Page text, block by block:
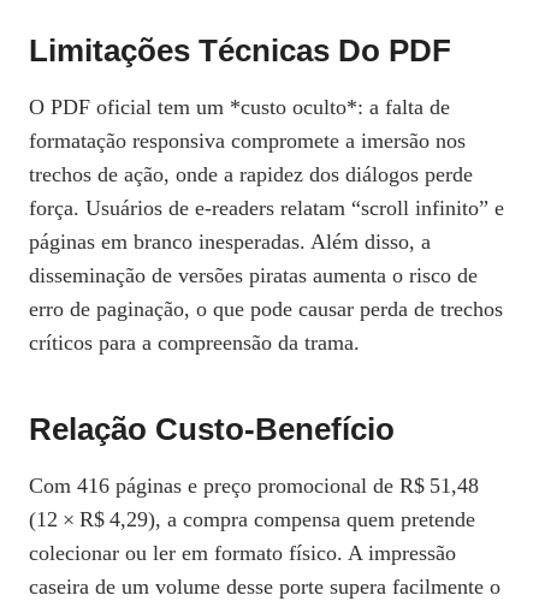
Limitações Técnicas Do PDF
O PDF oficial tem um *custo oculto*: a falta de
formatação responsiva compromete a imersão nos
trechos de ação, onde a rapidez dos diálogos perde
força. Usuários de e‑readers relatam “scroll infinito” e
páginas em branco inesperadas. Além disso, a
disseminação de versões piratas aumenta o risco de
erro de paginação, o que pode causar perda de trechos
críticos para a compreensão da trama.
Relação Custo‑benefício
Com 416 páginas e preço promocional de R$ 51,48
(12 × R$ 4,29), a compra compensa quem pretende
colecionar ou ler em formato físico. A impressão
caseira de um volume desse porte supera facilmente o